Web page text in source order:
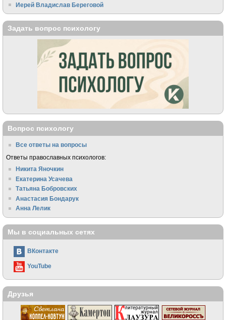
Иерей Владислав Береговой
Задать вопрос психологу
Вопрос психологу
Все ответы на вопросы
Ответы православных психологов:
Никита Яночкин
Екатерина Усачева
Татьяна Бобровских
Анастасия Бондарук
Анна Лелик
Мы в социальных сетях
ВКонтакте
YouTube
Друзья